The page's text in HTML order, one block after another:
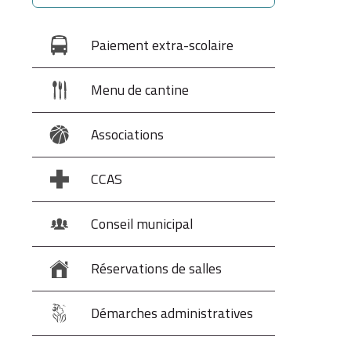
Paiement extra-scolaire
Menu de cantine
Associations
CCAS
Conseil municipal
Réservations de salles
Démarches administratives